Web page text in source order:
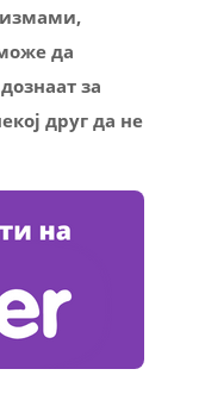
измами,
да
за
друг да не